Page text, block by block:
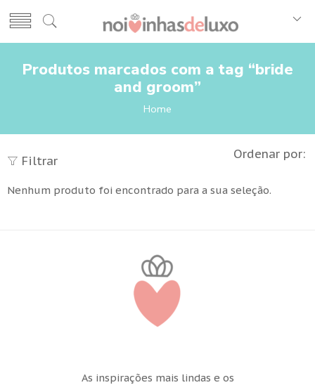
Produtos marcados com a tag “bride
and groom”
Home
Filtrar Ordenar por:
Nenhum produto foi encontrado para a sua seleção.
As inspirações mais lindas e os